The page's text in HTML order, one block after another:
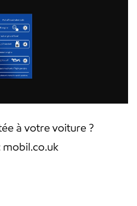
à votre voiture ?
mobil.co.uk